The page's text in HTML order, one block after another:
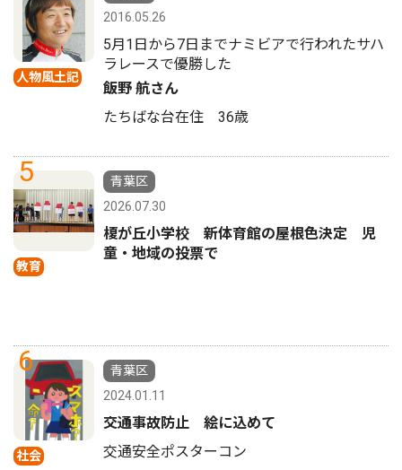
人物風土記
2016.05.26
5月1日から7日までナミビアで行われたサハ
ラレースで優勝した
飯野 航さん
たちばな台在住 36歳
5
教育
青葉区
2026.07.30
榎が丘小学校 新体育館の屋根色決定 児
童・地域の投票で
6
社会
青葉区
2024.01.11
交通事故防止 絵に込めて
交通安全ポスターコン